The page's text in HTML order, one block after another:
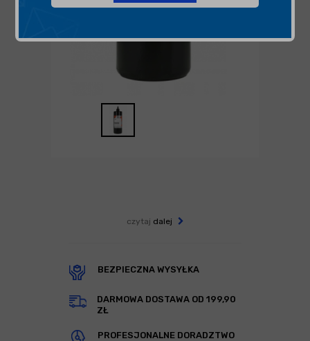
czytaj dalej
BEZPIECZNA WYSYŁKA
DARMOWA DOSTAWA OD 199,90
ZŁ
PROFESJONALNE DORADZTWO